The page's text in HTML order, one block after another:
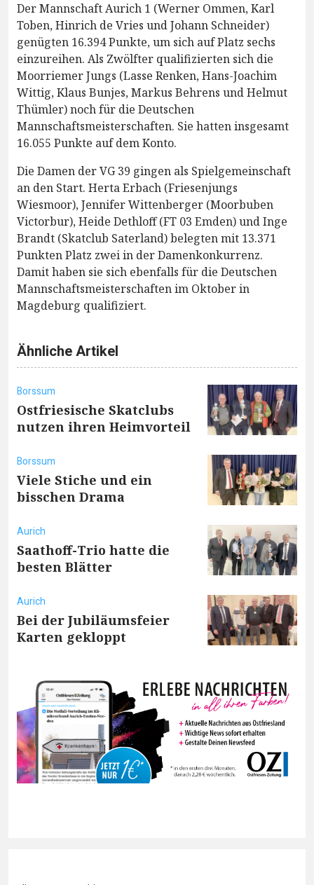
Der Mannschaft Aurich 1 (Werner Ommen, Karl
Toben, Hinrich de Vries und Johann Schneider)
genügten 16.394 Punkte, um sich auf Platz sechs
einzureihen. Als Zwölfter qualifizierten sich die
Moorriemer Jungs (Lasse Renken, Hans-Joachim
Wittig, Klaus Bunjes, Markus Behrens und Helmut
Thümler) noch für die Deutschen
Mannschaftsmeisterschaften. Sie hatten insgesamt
16.055 Punkte auf dem Konto.
Die Damen der VG 39 gingen als Spielgemeinschaft
an den Start. Herta Erbach (Friesenjungs
Wiesmoor), Jennifer Wittenberger (Moorbuben
Victorbur), Heide Dethloff (FT 03 Emden) und Inge
Brandt (Skatclub Saterland) belegten mit 13.371
Punkten Platz zwei in der Damenkonkurrenz.
Damit haben sie sich ebenfalls für die Deutschen
Mannschaftsmeisterschaften im Oktober in
Magdeburg qualifiziert.
Ähnliche Artikel
Borssum
Ostfriesische Skatclubs
nutzen ihren Heimvorteil
Borssum
Viele Stiche und ein
bisschen Drama
Aurich
Saathoff-Trio hatte die
besten Blätter
Aurich
Bei der Jubiläumsfeier
Karten gekloppt